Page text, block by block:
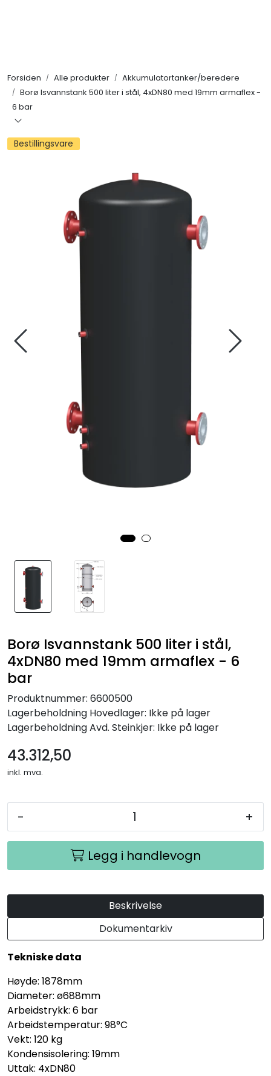
Forsiden Alle produkter
Akkumulatortanker/beredere
Borø Isvannstank 500 liter i stål, 4xDN80 med 19mm armaflex -
6 bar
Bestillingsvare
Borø Isvannstank 500 liter i stål,
4xDN80 med 19mm armaflex - 6
bar
Produktnummer: 6600500
Lagerbeholdning Hovedlager: Ikke på lager
LagerbeholdningAvd. Steinkjer: Ikke på lager
43.312,50
inkl. mva.
- +
Legg i handlevogn
Beskrivelse
Dokumentarkiv
Tekniske data
Høyde: 1878mm
Diameter: ø688mm
Arbeidstrykk: 6 bar
Arbeidstemperatur: 98°C
Vekt: 120 kg
Kondensisolering: 19mm
Uttak: 4xDN80
KAMPANJER
Kontakt Oss
Søk om proffkundekonto